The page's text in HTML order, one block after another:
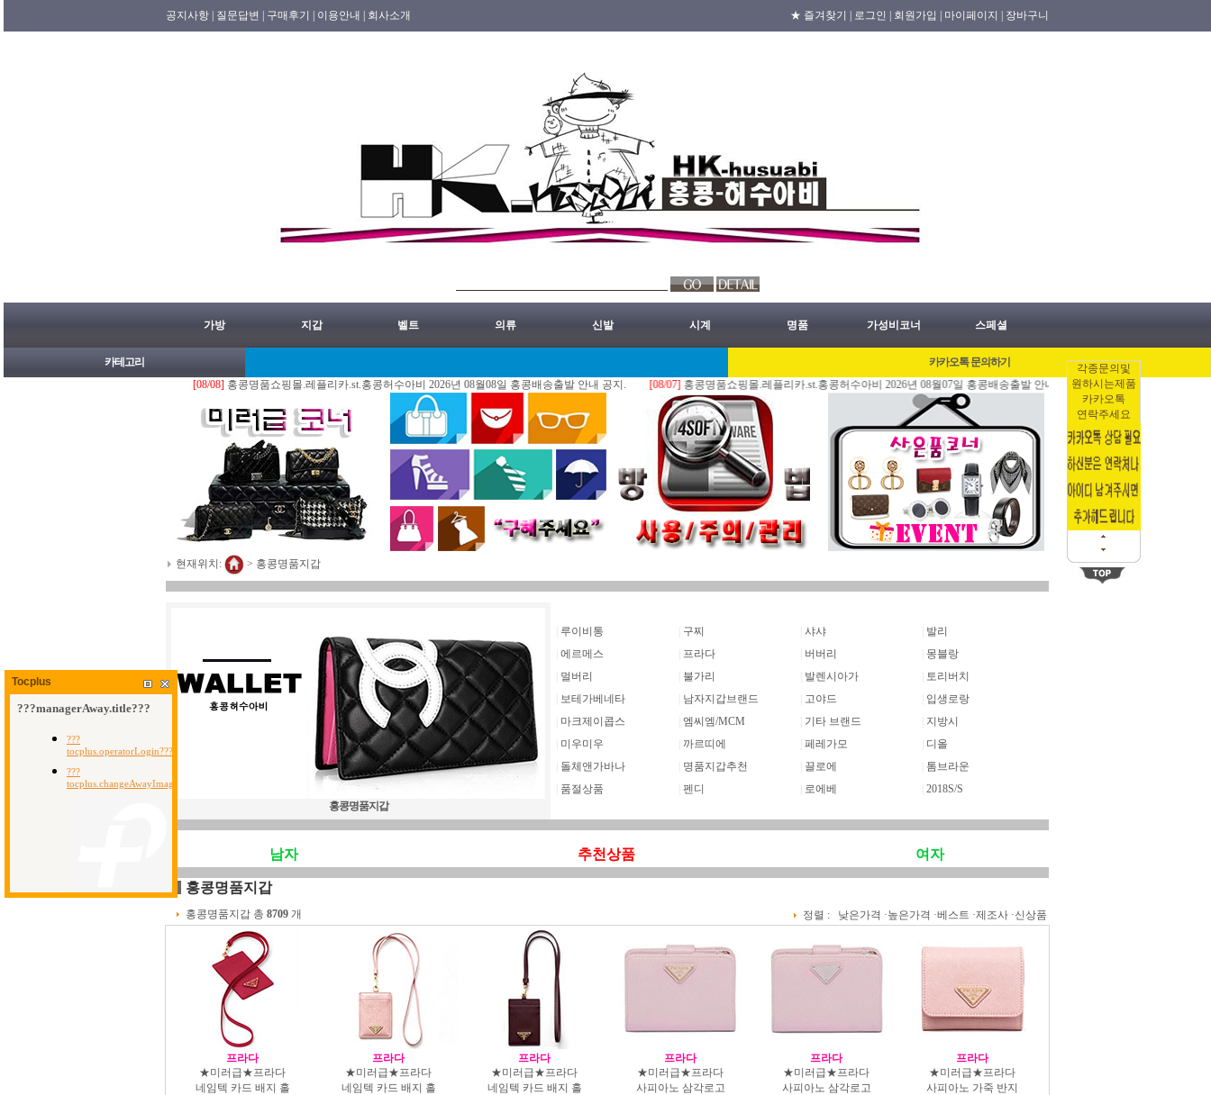
각종문의및
원하시는제품
카카오톡
연락주세요
공지사항 | 질문답변 | 구매후기 | 이용안내 | 회사소개 ★ 즐겨찾기 | 로그인 | 회원가입 | 마이페이지 | 장바구니
가방 지갑 벨트 의류 신발 시계 명품 가성비코너 스페셜
카테고리
카카오톡 문의하기
홍콩명품쇼핑몰.레플리카.st.홍콩허수아비 2026년 08월08일 홍콩배송출발 안내 공지. [08/07] 홍콩명품쇼핑몰.레플리카.st.홍콩허수아비 2026년 08월07일 홍콩배송출발 안내 공지. [08/06] 홍콩명품쇼핑몰.레플
현재위치: > 홍콩명품지갑
홍콩명품지갑
루이비통 구찌 샤샤
발리
에르메스 프라다 버버리
몽블랑
멀버리 불가리 발렌시아가
토리버치
보테가베네타 남자지갑브랜드 고야드
입생로랑
마크제이콥스 엠씨엠/MCM 기타 브랜드
지방시
미우미우 까르띠에 페레가모
디올
돌체앤가바나 명품지갑추천 끌로에
톰브라운
품절상품 펜디 로에베 2018S/S
남자 추천상품 여자
홍콩명품지갑
홍콩명품지갑 총 8709 개 정렬 : 낮은가격 ·높은가격 ·베스트 ·제조사 ·신상품
프라다
★미러급★프라다
네임텍 카드 배지 홀
프라다
★미러급★프라다
네임텍 카드 배지 홀
프라다
★미러급★프라다
네임텍 카드 배지 홀
프라다
★미러급★프라다
사피아노 삼각로고
프라다
★미러급★프라다
사피아노 삼각로고
프라다
★미러급★프라다
사피아노 가죽 반지
Tocplus